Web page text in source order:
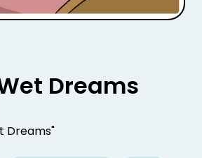
Dreams
Dreams"